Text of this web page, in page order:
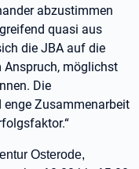
abzustimmen
quasi aus
die JBA auf die
Anspruch, möglichst
Die
Zusammenarbeit
Osterode,